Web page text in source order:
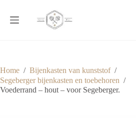
Home / Bijenkasten van kunststof /
Segeberger bijenkasten en toebehoren /
Voederrand – hout – voor Segeberger.